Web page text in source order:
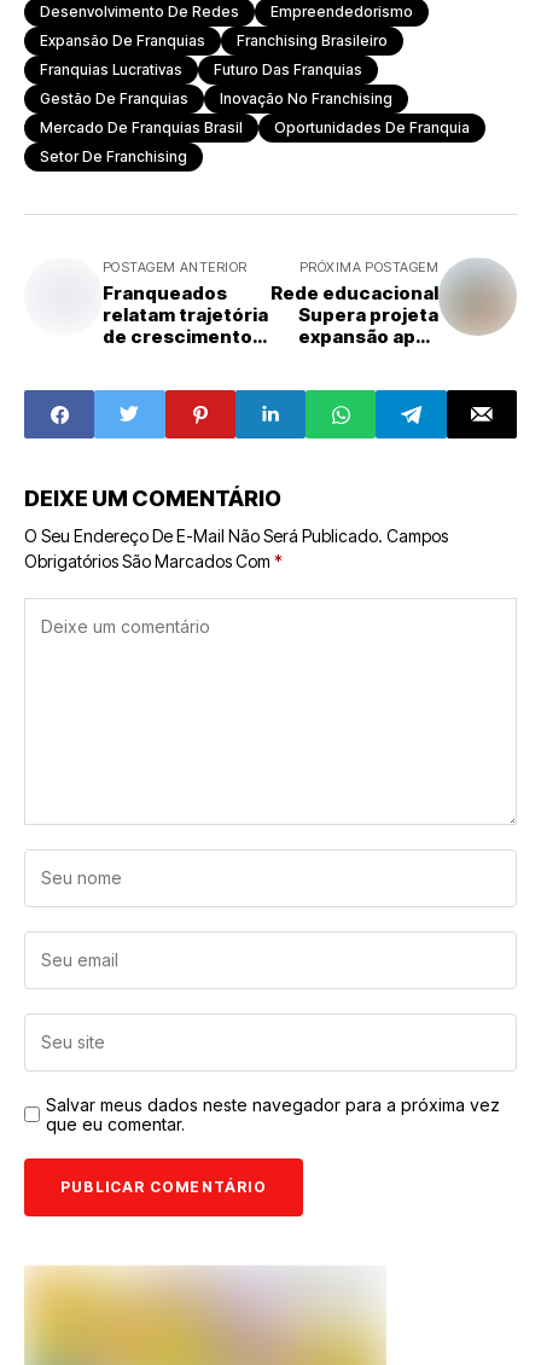
Desenvolvimento De Redes
Empreendedorismo
Expansão De Franquias
Franchising Brasileiro
Franquias Lucrativas
Futuro Das Franquias
Gestão De Franquias
Inovação No Franchising
Mercado De Franquias Brasil
Oportunidades De Franquia
Setor De Franchising
POSTAGEM ANTERIOR
Franqueados
relatam trajetória
de crescimento
PRÓXIMA POSTAGEM
Rede educacional
Supera projeta
expansão após
metodologia
DEIXE UM COMENTÁRIO
O Seu Endereço De E-Mail Não Será Publicado. Campos
Obrigatórios São Marcados Com *
Salvar meus dados neste navegador para a próxima vez
que eu comentar.